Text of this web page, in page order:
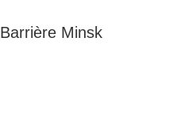
Barrière Minsk